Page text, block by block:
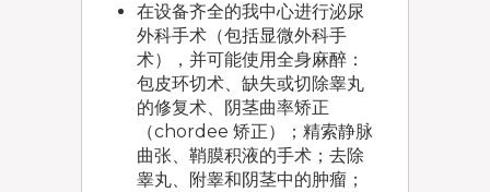
在设备齐全的我中心进行泌尿
外科手术（包括显微外科手
术），并可能使用全身麻醉：
包皮环切术、缺失或切除睾丸
的修复术、阴茎曲率矫正
（chordee 矫正）；精索静脉
曲张、鞘膜积液的手术；去除
睾丸、附睾和阴茎中的肿瘤；